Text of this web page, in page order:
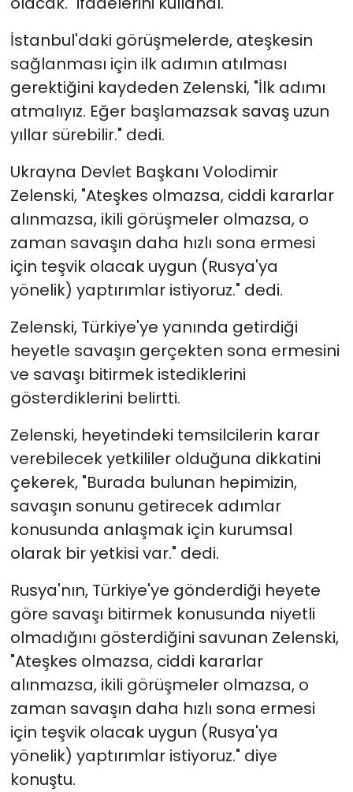
İstanbul'daki görüşmelerde, ateşkesin
sağlanması için ilk adımın atılması
gerektiğini kaydeden Zelenski, "İlk adımı
atmalıyız. Eğer başlamazsak savaşuzun
yıllar sürebilir." dedi.
Ukrayna Devlet Başkanı Volodimir
Zelenski, "Ateşkes olmazsa, ciddi kararlar
alınmazsa, ikili görüşmeler olmazsa, o
zaman savaşın daha hızlı sona ermesi
için teşvik olacak uygun (Rusya'ya
yönelik) yaptırımlar istiyoruz." dedi.
Zelenski, Türkiye'ye yanında getirdiği
heyetle savaşın gerçekten sona ermesini
ve savaşı bitirmek istediklerini
gösterdiklerini belirtti.
Zelenski, heyetindeki temsilcilerin karar
verebilecek yetkililer olduğuna dikkatini
çekerek, "Burada bulunan hepimizin,
savaşın sonunu getirecek adımlar
konusunda anlaşmak için kurumsal
olarak bir yetkisi var." dedi.
Rusya'nın, Türkiye'ye gönderdiği heyete
göre savaşı bitirmek konusunda niyetli
olmadığını gösterdiğini savunan Zelenski,
"Ateşkes olmazsa, ciddi kararlar
alınmazsa, ikili görüşmeler olmazsa, o
zaman savaşın daha hızlı sona ermesi
için teşvik olacak uygun (Rusya'ya
yönelik) yaptırımlar istiyoruz." diye
konuştu.